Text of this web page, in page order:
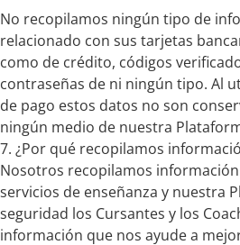
No recopilamos ningún tipo de
relacionado con sus tarjetas
como de crédito, códigos
contraseñas de ni ningún tipo. Al
de pago estos datos no son
ningún medio de nuestra
7. ¿Por qué recopilamos
Nosotros recopilamos
servicios de enseñanza y nuestra
seguridad los Cursantes y los
información que nos ayude a